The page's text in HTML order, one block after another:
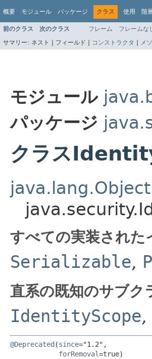
概要 モジュール パッケージ クラス 使用 階
前のクラス 次のクラス フレーム フレームな
サマリー: ネスト | フィールド | コンストラクタ | メ
モジュール
パッケージ
クラス
java.lang.Object
すべての実装され
Serializable,
直系の既知のサブク
IdentityScope,
@Deprecated (since="1.2",
forRemoval=true)